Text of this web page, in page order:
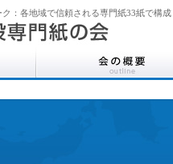
：各地域で信頼される専門紙33紙で構成